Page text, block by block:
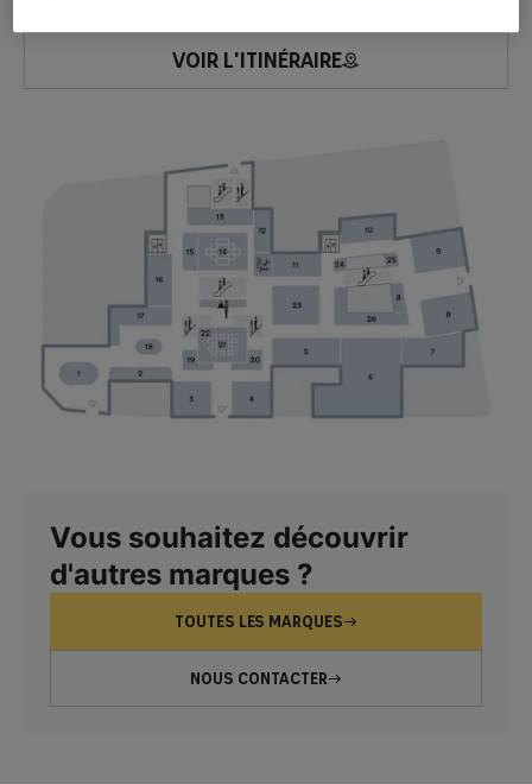
VOIR L'ITINÉRAIRE
Vous souhaitez découvrir
d'autres marques ?
TOUTES LES MARQUES
NOUS CONTACTER